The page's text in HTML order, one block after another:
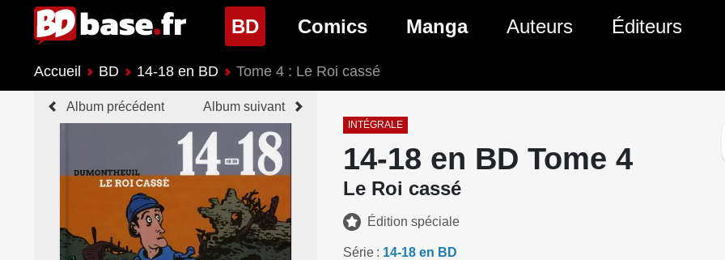
BD(page courante)
Nouveautés BD
Prochaines sorties BD
Genres BD
Comics
Nouveautés Comics
Prochaines sorties Comics
Genres Comics
Manga
Genres Manga
Auteurs Éditeurs
Accueil BD 14-18 en BD Tome 4 : Le Roi cassé
Album précédent Album suivant
INTÉGRALE
14-18 en BD Tome 4
Le Roi cassé
Édition spéciale
Série
14-18 en BD